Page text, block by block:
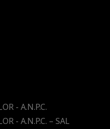
- A.N.P.C.
- A.N.P.C. – SAL